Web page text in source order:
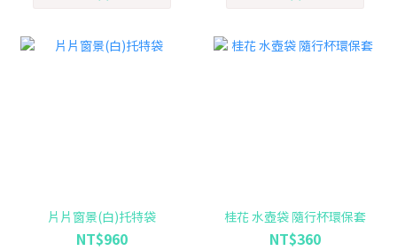
片片窗景(白)托特袋
NT$960
桂花 水壺袋 隨行杯環保套
NT$360